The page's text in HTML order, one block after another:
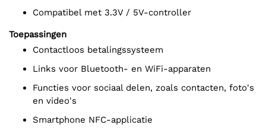
Compatibel met 3.3V / 5V-controller
Toepassingen
Contactloos betalingssysteem
Links voor Bluetooth- en WiFi-apparaten
Functies voor sociaal delen, zoals contacten, foto's
en video's
Smartphone NFC-applicatie